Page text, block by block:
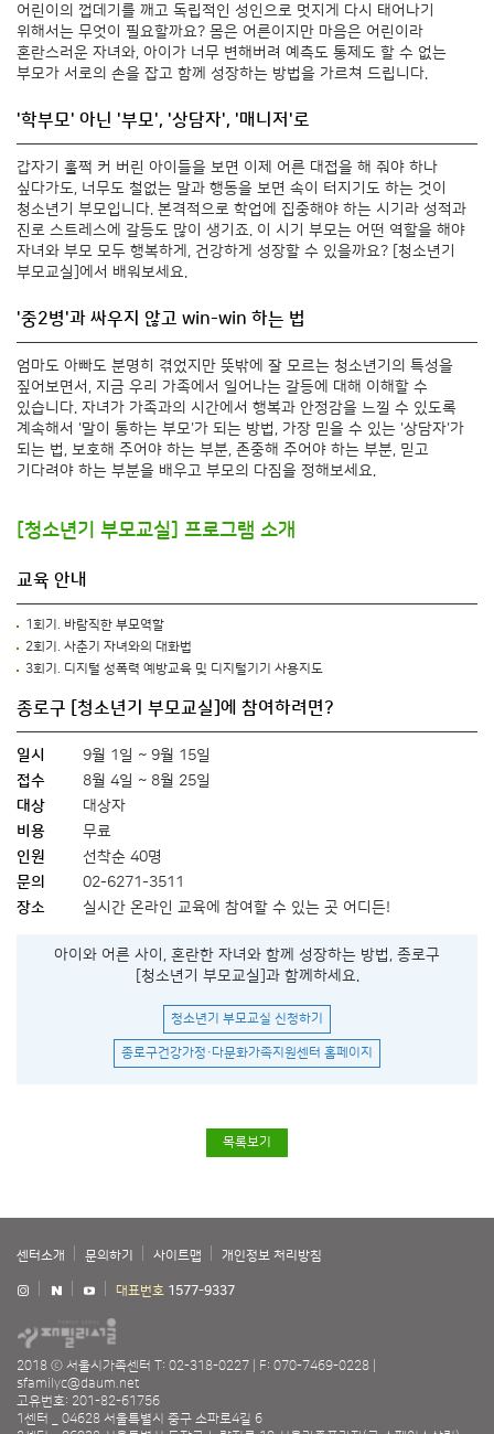
어린이의 껍데기를 깨고 독립적인 성인으로 멋지게 다시 태어나기
위해서는 무엇이 필요할까요? 몸은 어른이지만 마음은 어린이라
혼란스러운 자녀와, 아이가 너무 변해버려 예측도 통제도 할 수 없는
부모가 서로의 손을 잡고 함께 성장하는 방법을 가르쳐 드립니다.
'학부모' 아닌 '부모', '상담자', '매니저'로
갑자기 훌쩍 커 버린 아이들을 보면 이제 어른 대접을 해 줘야 하나
싶다가도, 너무도 철없는 말과 행동을 보면 속이 터지기도 하는 것이
청소년기 부모입니다. 본격적으로 학업에 집중해야 하는 시기라 성적과
진로 스트레스에 갈등도 많이 생기죠. 이 시기 부모는 어떤 역할을 해야
자녀와 부모 모두 행복하게, 건강하게 성장할 수 있을까요? [청소년기
부모교실]에서 배워보세요.
'중2병'과 싸우지 않고 win-win 하는 법
엄마도 아빠도 분명히 겪었지만 뜻밖에 잘 모르는 청소년기의 특성을
짚어보면서, 지금 우리 가족에서 일어나는 갈등에 대해 이해할 수
있습니다. 자녀가 가족과의 시간에서 행복과 안정감을 느낄 수 있도록
계속해서 '말이 통하는 부모'가 되는 방법, 가장 믿을 수 있는 '상담자'가
되는 법, 보호해 주어야 하는 부분, 존중해 주어야 하는 부분, 믿고
기다려야 하는 부분을 배우고 부모의 다짐을 정해보세요.
[청소년기 부모교실] 프로그램 소개
교육 안내
1회기. 바람직한 부모역할
2회기. 사춘기 자녀와의 대화법
3회기. 디지털 성폭력 예방교육 및 디지털기기 사용지도
종로구 [청소년기 부모교실]에 참여하려면?
일시
9월 1일 ~ 9월 15일
접수
8월 4일 ~ 8월 25일
대상
대상자
비용
무료
인원
선착순 40명
문의
02-6271-3511
장소
실시간 온라인 교육에 참여할 수 있는 곳 어디든!
아이와 어른 사이, 혼란한 자녀와 함께 성장하는 방법, 종로구
[청소년기 부모교실]과 함께하세요.
청소년기 부모교실 신청하기
종로구건강가정·다문화가족지원센터 홈페이지
목록보기
센터소개 문의하기 사이트맵 개인정보 처리방침
대표번호 1577-9337
2018 ⓒ 서울시가족센터 T: 02-318-0227
F: 070-7469-0228
sfamilyc@daum.net
고유번호: 201-82-61756
1센터 _ 04628 서울특별시 중구 소파로4길 6